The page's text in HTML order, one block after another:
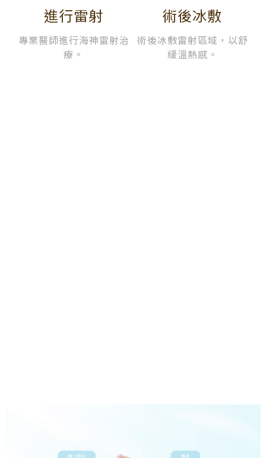
進行雷射
專業醫師進行海神雷射治
療。
術後冰敷
術後冰敷雷射區域，以舒
緩溫熱感。